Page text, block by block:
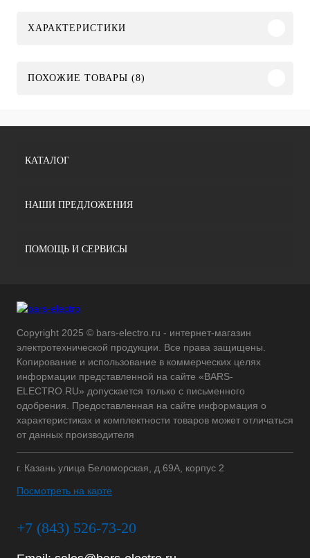
ХАРАКТЕРИСТИКИ
ПОХОЖИЕ ТОВАРЫ (8)
КАТАЛОГ
НАШИ ПРЕДЛОЖЕНИЯ
ПОМОЩЬ И СЕРВИСЫ
Copyright 2025 © bars-electro.ru - интернет-магазин
электротехнической продукции. Все права защищены.
Копирование и использование в коммерческих целях
информации представленной на сайте «BARS-
ELECTRO.RU» допускается только с письменного
одобрения. Предоставленная на сайте информация о
характеристиках и комплектности товаров может отличаться
от данных производителя
г. Казань улица Беломорская, д.69А, корпус 2
Посмотреть на карте
+7 (843) 526-73-20